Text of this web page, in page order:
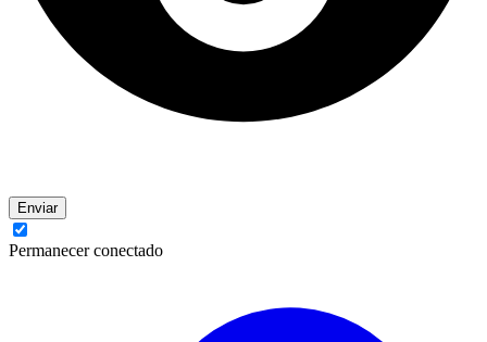
Enviar
Permanecer conectado